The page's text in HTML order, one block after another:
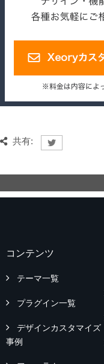
共有:
コンテンツ
テーマ一覧
プラグイン一覧
デザインカスタマイズ
事例